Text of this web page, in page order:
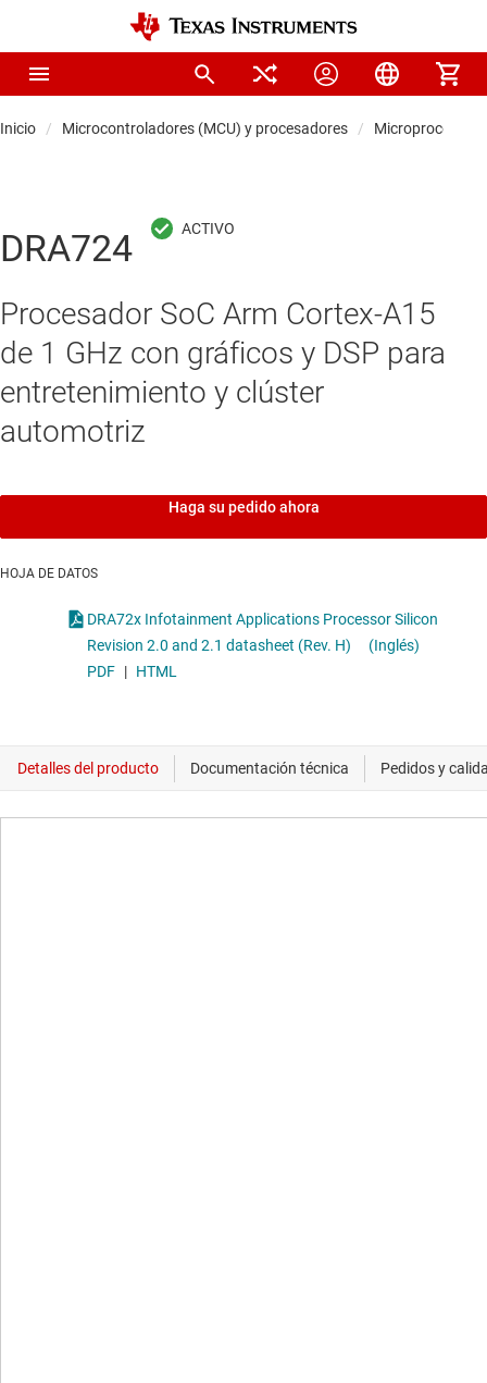
Inicio Microcontroladores (MCU) y procesadores
DRA724
Procesador SoC Arm Cortex-A15
de 1 GHz con gráficos y DSP para
entretenimiento y clúster
automotriz
Haga su pedido ahora
HOJA DE DATOS
DRA72x Infotainment Applications Processor Silicon
Revision 2.0 and 2.1 datasheet (Rev. H)
(Inglés)
PDF | HTML